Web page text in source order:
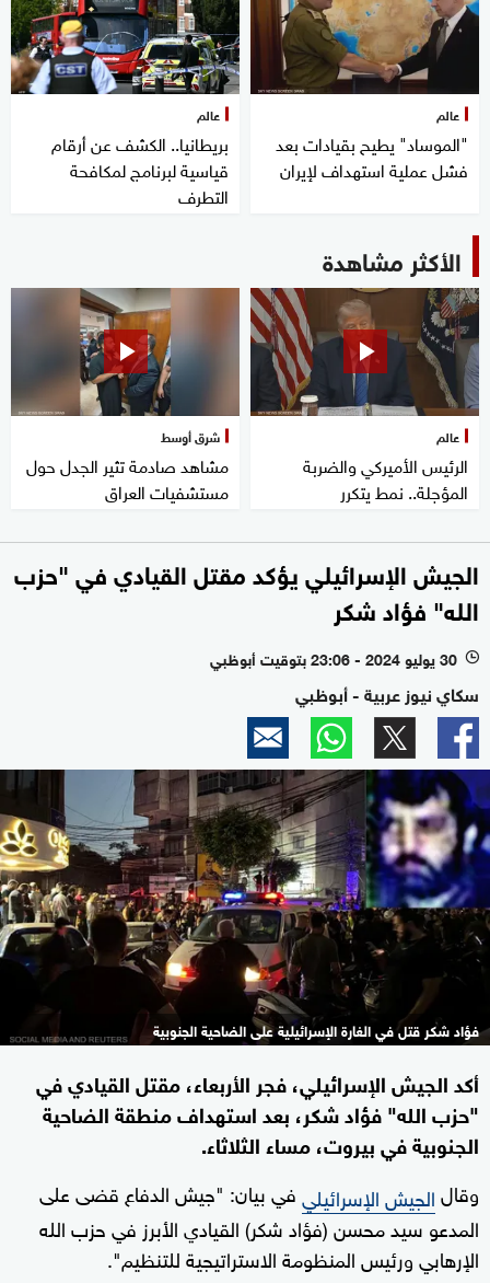
عالم
"الموساد" يطيح بقيادات بعد
فشل عملية استهداف لإيران
عالم
بريطانيا.. الكشف عن أرقام
قياسية لبرنامج لمكافحة
التطرف
الأكثر مشاهدة
عالم
الرئيس الأميركي والضربة
المؤجلة.. نمط يتكرر
شرق أوسط
مشاهد صادمة تثير الجدل حول
مستشفيات العراق
الجيش الإسرائيلي يؤكد مقتل القيادي في "حزب
الله" فؤاد شكر
l 30 يوليو 2024 - 23:06 بتوقيت أبوظبي
سكاي نيوز عربية - أبوظبي
فؤاد شكر قتل في الغارة الإسرائيلية على الضاحية الجنوبية
أكد الجيش الإسرائيلي، فجر الأربعاء، مقتل القيادي في
"حزب الله" فؤاد شكر، بعد استهداف منطقة الضاحية
الجنوبية في بيروت، مساء الثلاثاء.
وقالالجيش الإسرائيليفي بيان: "جيش الدفاع قضى على
المدعو سيد محسن (فؤاد شكر) القيادي الأبرز في حزب الله
الإرهابي ورئيس المنظومة الاستراتيجية للتنظيم".